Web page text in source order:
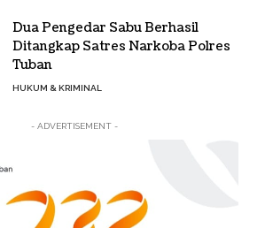
Dua Pengedar Sabu Berhasil
Ditangkap Satres Narkoba Polres
Tuban
HUKUM & KRIMINAL
- ADVERTISEMENT -